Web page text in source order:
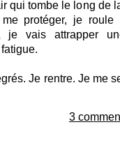
qui tombe le long de
protéger, je roule
je vais attrapper
Je rentre. Je me
3